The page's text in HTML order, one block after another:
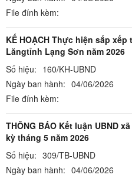
File đính kèm:
KẾ HOẠCH Thực hiện sắp
Lăngtỉnh Lạng Sơn năm 2026
Số hiệu: 160/KH-UBND
Ngày ban hành: 04/06/2026
File đính kèm:
THÔNG BÁO Kết luận UBND
kỳ tháng 5 năm 2026
Số hiệu: 309/TB-UBND
Ngày ban hành: 04/06/2026